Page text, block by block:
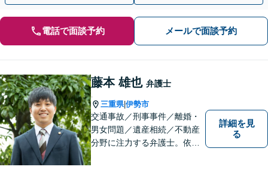
電話で面談予約 メールで面談予約
藤本 雄也 弁護士
三重県|伊勢市
交通事故／刑事事件／離婚・
男女問題／遺産相続／不動産
分野に注力する弁護士。依頼
詳細を見
る